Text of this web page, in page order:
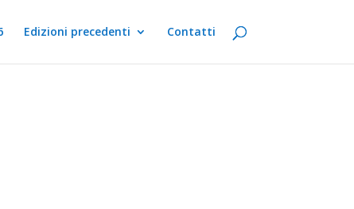
Edizioni precedenti Contatti